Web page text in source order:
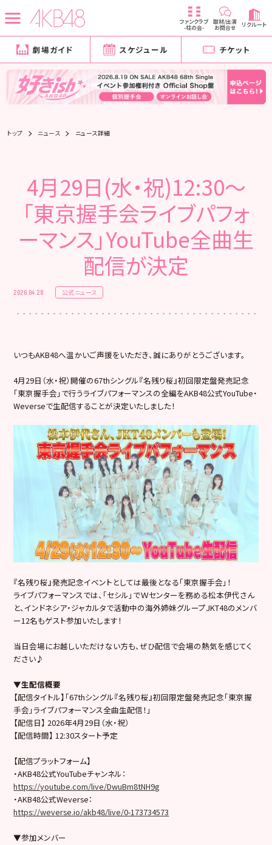
ファンクラブ
-柱の会-
取材/出演
お問合せ リクルート
劇場ガイド スケジュール チケット
トップ ニュース ニュース詳細
4月29日(水・祝)12:30〜
「東京握手会ライブパフォ
ーマンス」YouTube全曲生
配信が決定
2026.04.28 公式ニュース
いつもAKB48へ温かいご声援をいただき、誠にありがとうございます。
4月29日（水・祝）開催の67thシングル『名残り桜』初回限定盤発売記念
「東京握手会」で行うライブパフォーマンスの全編をAKB48公式YouTube・
Weverseで生配信することが決定いたしました！
『名残り桜』発売記念イベントとしては最後となる「東京握手会」！
ライブパフォーマンスでは、「セシル」でＷセンターを務める松本伊代さん
と、インドネシア・ジャカルタで活動中の海外姉妹グループJKT48のメンバ
ー12名もゲスト参加いたします！
当日会場にお越しいただけない方も、ぜひ配信で会場の熱気を感じてく
ださい♪
▼生配信概要
【配信タイトル】「67thシングル『名残り桜』初回限定盤発売記念「東京握
手会」ライブパフォーマンス全曲生配信！」
【配信日】 2026年4月29日（水・祝）
【配信時間】 12:30スタート予定
【配信プラットフォーム】
・AKB48公式YouTubeチャンネル：
https://youtube.com/live/DwuBm8tNH9g
・AKB48公式Weverse：
https://weverse.io/akb48/live/0-173734573
▼参加メンバー